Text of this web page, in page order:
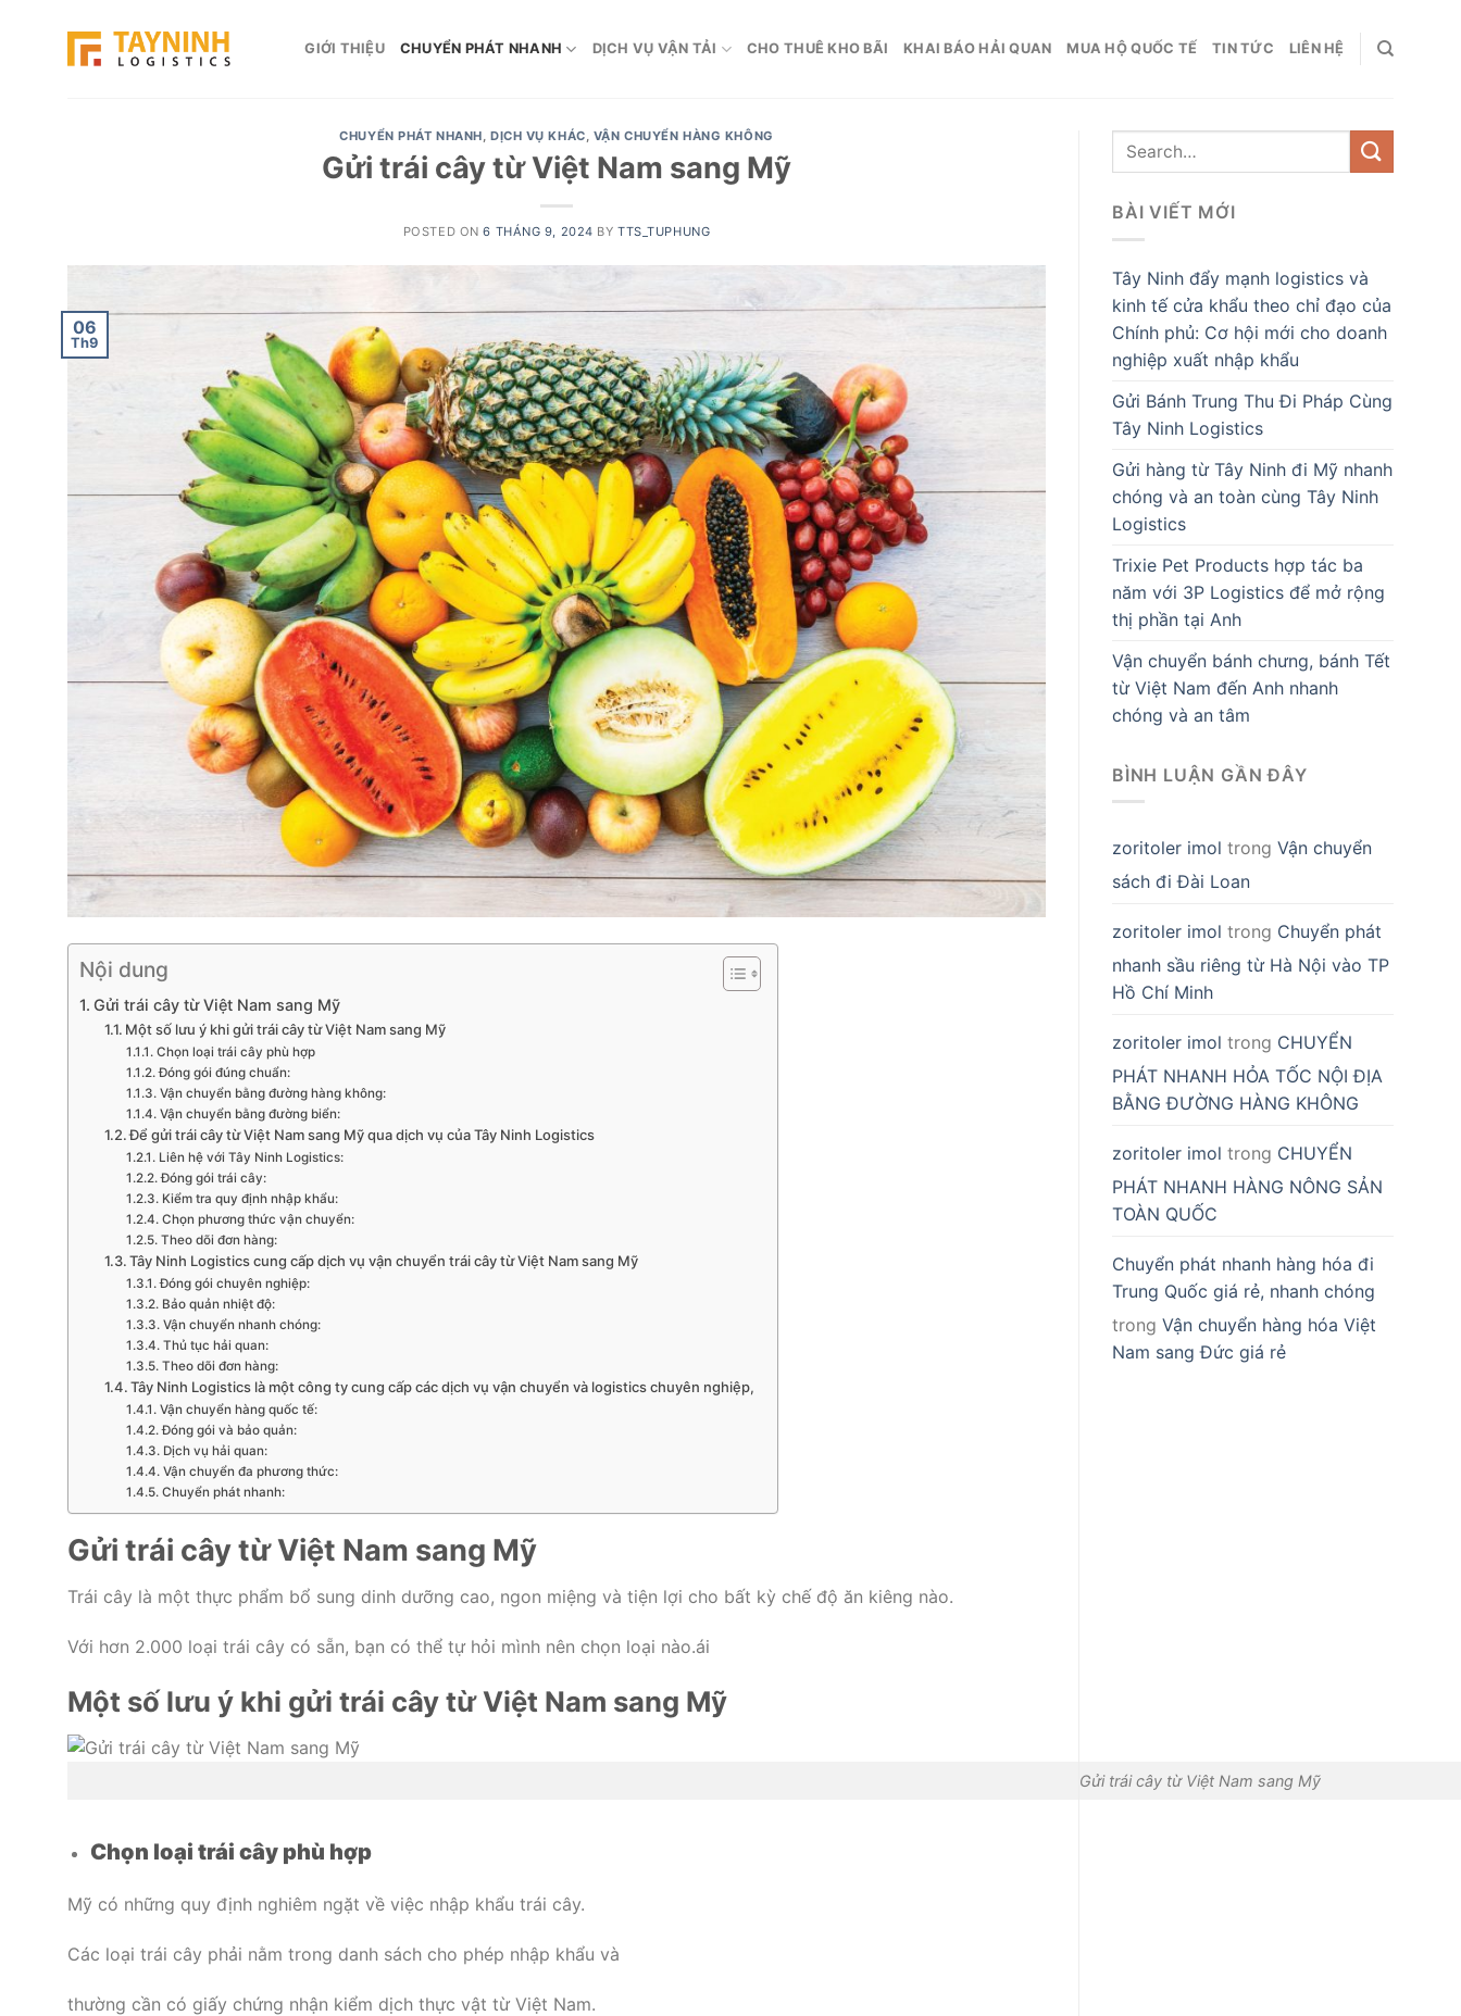
GIỚI THIỆU CHUYỂN PHÁT NHANH DỊCH VỤ VẬN TẢI CHO THUÊ KHO BÃI KHAI BÁO HẢI QUAN MUA HỘ QUỐC TẾ TIN TỨC LIÊN HỆ
CHUYỂN PHÁT NHANH,DỊCH VỤ KHÁC, VẬN CHUYỂN HÀNG KHÔNG
Gửi trái cây từ Việt Nam sang Mỹ
POSTED ON6 THÁNG 9, 2024 BYTTS_TUPHUNG
06
Th9
Nội dung
Gửi trái cây từ Việt Nam sang Mỹ
Một số lưu ý khi gửi trái cây từ Việt Nam sang Mỹ
Chọn loại trái cây phù hợp
Đóng gói đúng chuẩn:
Vận chuyển bằng đường hàng không:
Vận chuyển bằng đường biển:
Để gửi trái cây từ Việt Nam sang Mỹ qua dịch vụ của Tây Ninh Logistics
Liên hệ với Tây Ninh Logistics:
Đóng gói trái cây:
Kiểm tra quy định nhập khẩu:
Chọn phương thức vận chuyển:
Theo dõi đơn hàng:
Tây Ninh Logistics cung cấp dịch vụ vận chuyển trái cây từ Việt Nam sang Mỹ
Đóng gói chuyên nghiệp:
Bảo quản nhiệt độ:
Vận chuyển nhanh chóng:
Thủ tục hải quan:
Theo dõi đơn hàng:
Tây Ninh Logistics là một công ty cung cấp các dịch vụ vận chuyển và logistics chuyên nghiệp,
Vận chuyển hàng quốc tế:
Đóng gói và bảo quản:
Dịch vụ hải quan:
Vận chuyển đa phương thức:
Chuyển phát nhanh:
Gửi trái cây từ Việt Nam sang Mỹ
Trái cây là một thực phẩm bổ sung dinh dưỡng cao, ngon miệng và tiện lợi cho bất kỳ chế độ ăn kiêng nào.
Với hơn 2.000 loại trái cây có sẵn, bạn có thể tự hỏi mình nên chọn loại nào.ái
Một số lưu ý khi gửi trái cây từ Việt Nam sang Mỹ
Gửi trái cây từ Việt Nam sang Mỹ
Chọn loại trái cây phù hợp
Mỹ có những quy định nghiêm ngặt về việc nhập khẩu trái cây.
Các loại trái cây phải nằm trong danh sách cho phép nhập khẩu và
thường cần có giấy chứng nhận kiểm dịch thực vật từ Việt Nam.
BÀI VIẾT MỚI
Tây Ninh đẩy mạnh logistics và
kinh tế cửa khẩu theo chỉ đạo của
Chính phủ: Cơ hội mới cho doanh
nghiệp xuất nhập khẩu
Gửi Bánh Trung Thu Đi Pháp Cùng
Tây Ninh Logistics
Gửi hàng từ Tây Ninh đi Mỹ nhanh
chóng và an toàn cùng Tây Ninh
Logistics
Trixie Pet Products hợp tác ba
năm với 3P Logistics để mở rộng
thị phần tại Anh
Vận chuyển bánh chưng, bánh Tết
từ Việt Nam đến Anh nhanh
chóng và an tâm
BÌNH LUẬN GẦN ĐÂY
zoritoler imol trong Vận chuyển
sách đi Đài Loan
zoritoler imol trong Chuyển phát
nhanh sầu riêng từ Hà Nội vào TP
Hồ Chí Minh
zoritoler imol trong CHUYỂN
PHÁT NHANH HỎA TỐC NỘI ĐỊA
BẰNG ĐƯỜNG HÀNG KHÔNG
zoritoler imol trong CHUYỂN
PHÁT NHANH HÀNG NÔNG SẢN
TOÀN QUỐC
Chuyển phát nhanh hàng hóa đi
Trung Quốc giá rẻ, nhanh chóng
trong Vận chuyển hàng hóa Việt
Nam sang Đức giá rẻ